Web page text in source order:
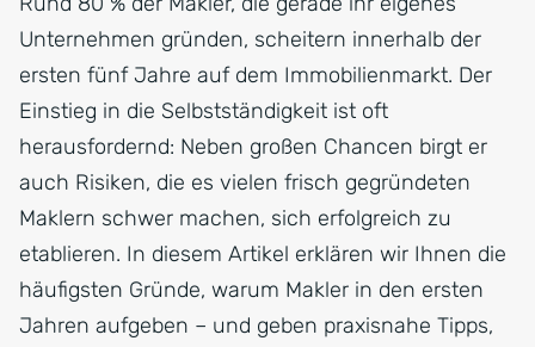
Unternehmen gründen, scheitern innerhalb der
ersten fünf Jahre auf dem Immobilienmarkt. Der
Einstieg in die Selbstständigkeit ist oft
herausfordernd: Neben großen Chancen birgt er
auch Risiken, die es vielen frisch gegründeten
Maklern schwer machen, sich erfolgreich zu
etablieren. In diesem Artikel erklären wir Ihnen die
häufigsten Gründe, warum Makler in den ersten
Jahren aufgeben – und geben praxisnahe Tipps,